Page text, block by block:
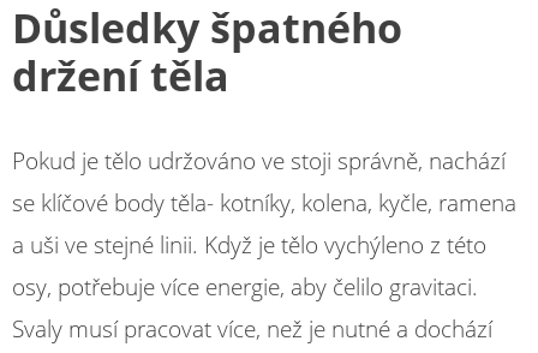
Důsledky špatného
držení těla
Pokud je tělo udržováno ve stoji správně, nachází
se klíčové body těla- kotníky, kolena, kyčle, ramena
a uši ve stejné linii. Když je tělo vychýleno z této
osy, potřebuje více energie, aby čelilo gravitaci.
Svaly musí pracovat více, než je nutné a dochází